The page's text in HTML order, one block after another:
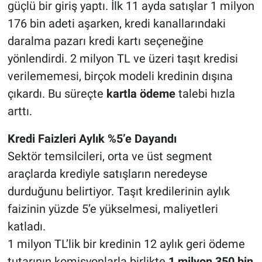
güçlü bir giriş yaptı. İlk 11 ayda satışlar 1 milyon
176 bin adeti aşarken, kredi kanallarındaki
daralma pazarı kredi kartı seçeneğine
yönlendirdi. 2 milyon TL ve üzeri taşıt kredisi
verilememesi, birçok modeli kredinin dışına
çıkardı. Bu süreçte kartla ödemetalebi hızla
arttı.
Kredi Faizleri Aylık %5’e Dayandı
Sektör temsilcileri, orta ve üst segment
araçlarda krediyle satışların neredeyse
durduğunu belirtiyor. Taşıt kredilerinin aylık
faizinin yüzde 5’e yükselmesi, maliyetleri
katladı.
1 milyon TL’lik bir kredinin 12 aylık geri ödeme